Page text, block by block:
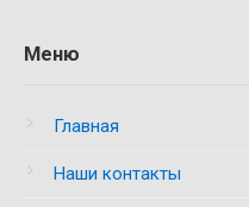
Меню
Главная
Наши контакты